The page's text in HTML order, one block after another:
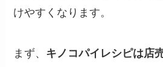
けやすくなります。
まず、 キノコパイレシピは店